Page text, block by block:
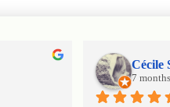
Cécile
7